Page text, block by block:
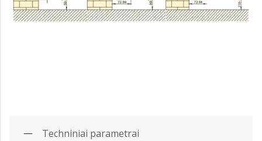
Techniniai parametrai